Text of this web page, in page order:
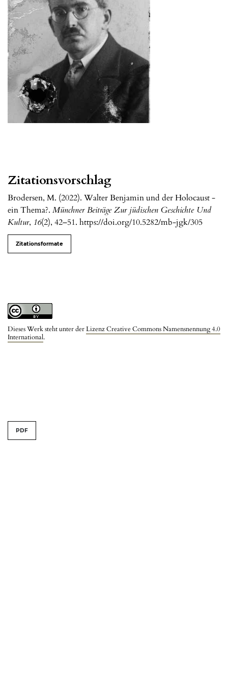
Zitationsvorschlag
Brodersen, M. (2022). Walter Benjamin und der Holocaust -
ein Thema?. Münchner Beiträge Zur jüdischen Geschichte Und
Kultur, 16(2), 42–51. https://doi.org/10.5282/mb-jgk/305
Zitationsformate
Dieses Werk steht unter derLizenz Creative Commons Namensnennung 4.0
International.
PDF